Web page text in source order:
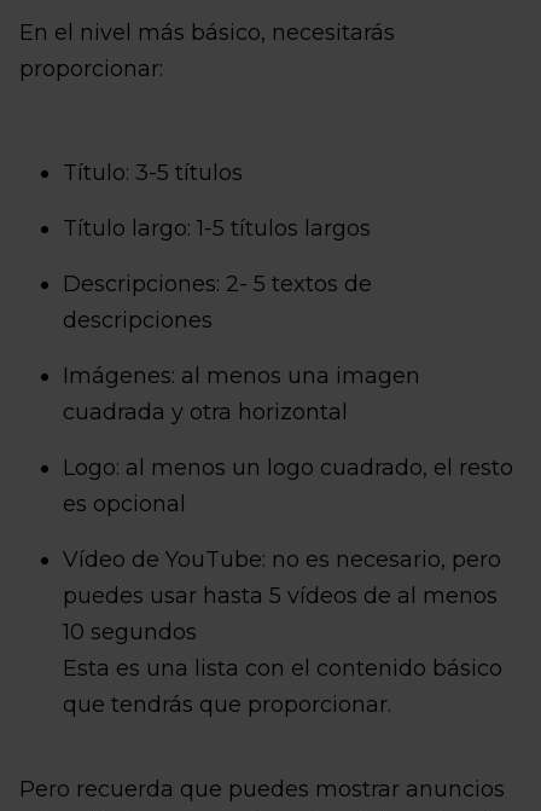
En el nivel más básico, necesitarás
proporcionar:
Título: 3-5 títulos
Título largo: 1-5 títulos largos
Descripciones: 2- 5 textos de
descripciones
Imágenes: al menos una imagen
cuadrada y otra horizontal
Logo: al menos un logo cuadrado, el resto
es opcional
Vídeo de YouTube: no es necesario, pero
puedes usar hasta 5 vídeos de al menos
10 segundos
Esta es una lista con el contenido básico
que tendrás que proporcionar.
Pero recuerda que puedes mostrar anuncios